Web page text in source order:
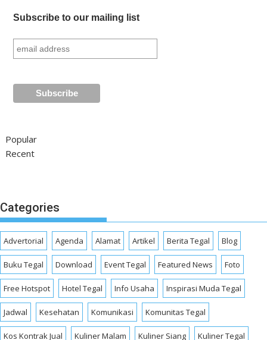
Subscribe to our mailing list
Popular
Recent
Categories
Advertorial Agenda Alamat Artikel Berita Tegal Blog
Buku Tegal Download Event Tegal Featured News Foto
Free Hotspot Hotel Tegal Info Usaha Inspirasi Muda Tegal
Jadwal Kesehatan Komunikasi Komunitas Tegal
Kos Kontrak Jual Kuliner Malam Kuliner Siang Kuliner Tegal